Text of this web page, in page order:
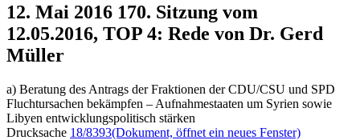
12. Mai 2016 170. Sitzung vom
12.05.2016, TOP 4: Rede von Dr. Gerd
Müller
a) Beratung des Antrags der Fraktionen der CDU/CSU und SPD
Fluchtursachen bekämpfen – Aufnahmestaaten um Syrien sowie
Libyen entwicklungspolitisch stärken
Drucksache 18/8393(Dokument, öffnet ein neues Fenster)